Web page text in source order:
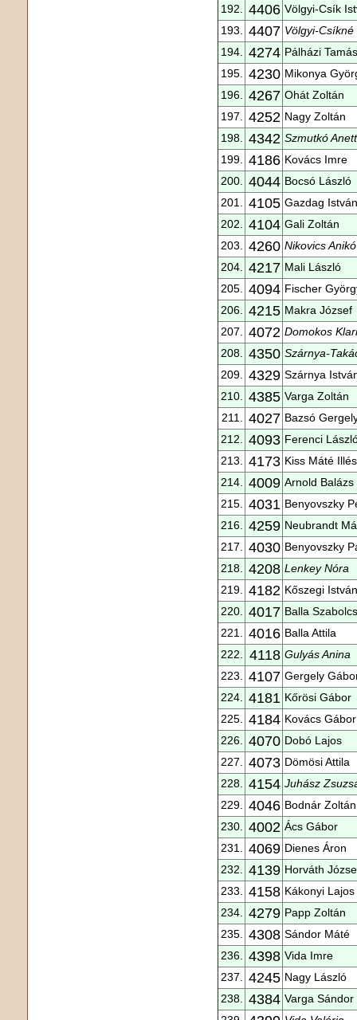
192.
4406 Völgyi-Csík
193.
4407 Völgyi-Csíkné
194.
4274 Pálházi Tamás
195.
4230 Mikonya
196.
4267 Ohát Zoltán
197.
4252 Nagy Zoltán
198.
4342 Szmutkó Anett
199.
4186 Kovács Imre
200.
4044 Bocsó László
201.
4105 Gazdag István
202.
4104 Gali Zoltán
203.
4260 Nikovics Anikó
204.
4217 Mali László
205.
4094 Fischer
206.
4215 Makra József
207.
4072 Domokos
208.
4350 Szárnya-
209.
4329 Szárnya
210.
4385 Varga Zoltán
211.
4027 Bazsó
212.
4093 Ferenci
213.
4173 Kiss Máté Illés
214.
4009 Arnold Balázs
215.
4031 Benyovszky
216.
4259 Neubrandt
217.
4030 Benyovszky
218.
4208 Lenkey Nóra
219.
4182 Kőszegi István
220.
4017 Balla Szabolcs
221.
4016 Balla Attila
222.
4118 Gulyás Anina
223.
4107 Gergely
224.
4181 Kőrösi Gábor
225.
4184 Kovács Gábor
226.
4070 Dobó Lajos
227.
4073 Dömösi Attila
228.
4154 Juhász
229.
4046 Bodnár Zoltán
230.
4002 Ács Gábor
231.
4069 Dienes Áron
232.
4139 Horváth
233.
4158 Kákonyi Lajos
234.
4279 Papp Zoltán
235.
4308 Sándor Máté
236.
4398 Vida Imre
237.
4245 Nagy László
238.
4384 Varga Sándor